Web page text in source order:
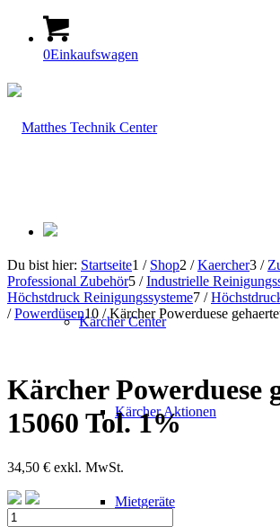
0Einkaufswagen
Kärcher Center
Kärcher Aktionen
Mietgeräte
Du bist hier: Startseite1 / Shop2 / Kaercher3 /
Professional Zubehör5 / Industrielle
Höchstdruck Reinigungssysteme7 /
/ Powerdüsen10 / Kärcher Powerduese
Kärcher Powerduese
15060 Tol. 1%
34,50 € exkl. MwSt.
Kärcher